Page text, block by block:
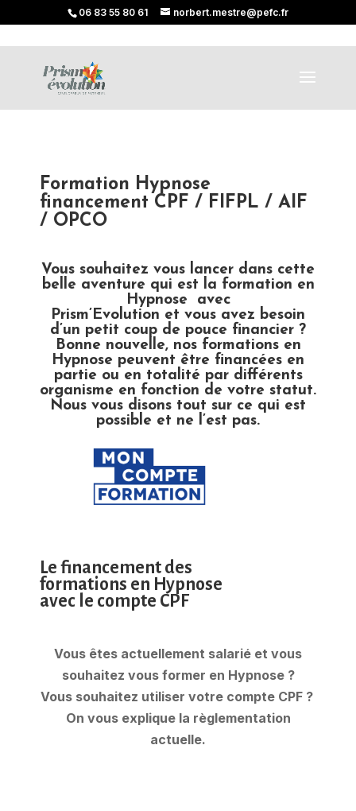
06 83 55 80 61 norbert.mestre@pefc.fr
Formation Hypnose
financement CPF / FIFPL / AIF
/ OPCO
Vous souhaitez vous lancer dans cette
belle aventure qui est la formation en
Hypnose avec
Prism’Evolution et vous avez besoin
d’un petit coup de pouce financier ?
Bonne nouvelle, nos formations en
Hypnose peuvent être financées en
partie ou en totalité par différents
organisme en fonction de votre statut.
Nous vous disons tout sur ce qui est
possible et ne l’est pas.
Le financement des
formations en Hypnose
avec le compte CPF
Vous êtes actuellement salarié et vous
souhaitez vous former en Hypnose ?
Vous souhaitez utiliser votre compte CPF ?
On vous explique la règlementation
actuelle.